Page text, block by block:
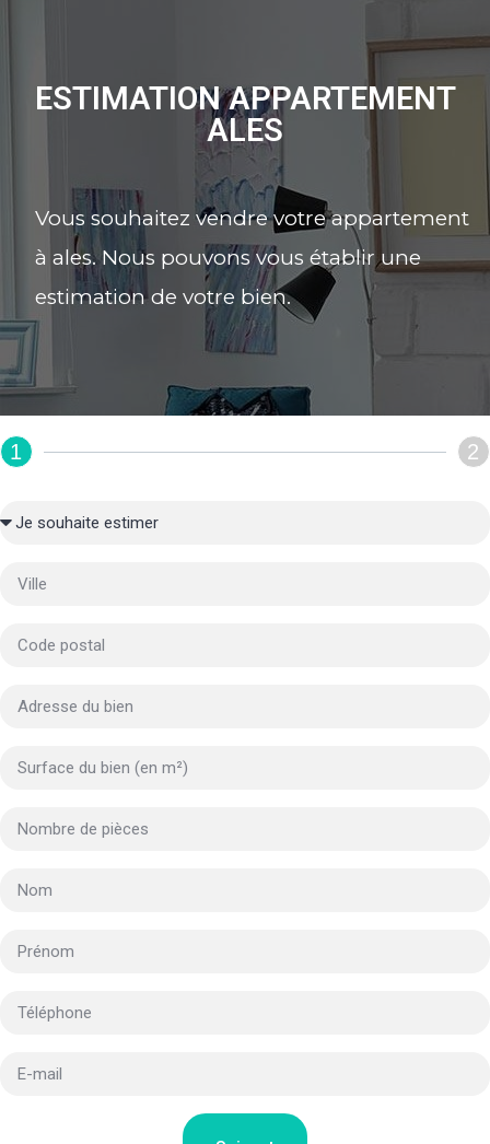
ESTIMATION APPARTEMENT
ALES
Vous souhaitez vendre votre appartement
à ales. Nous pouvons vous établir une
estimation de votre bien.
1 2